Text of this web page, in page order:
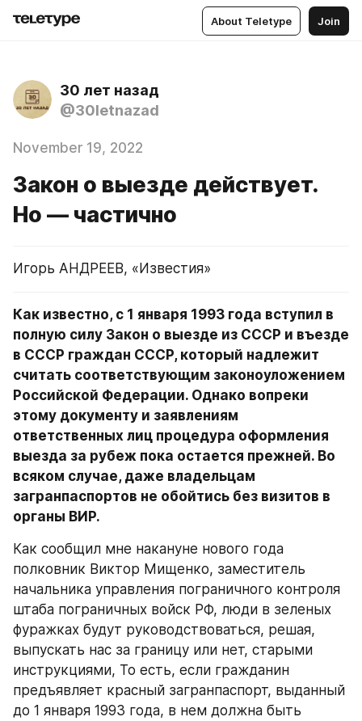
About Teletype Join
30 лет назад
@30letnazad
November 19, 2022
Закон о выезде действует.
Но — частично
Игорь АНДРЕЕВ, «Известия»
Как известно, с 1 января 1993 года вступил в
полную силу Закон о выезде из СССР и въезде
в СССР граждан СССР, который надлежит
считать соответствующим законоуложением
Российской Федерации. Однако вопреки
этому документу и заявлениям
ответственных лиц процедура оформления
выезда за рубеж пока остается прежней. Во
всяком случае, даже владельцам
загранпаспортов не обойтись без визитов в
органы ВИР.
Как сообщил мне накануне нового года
полковник Виктор Мищенко, заместитель
начальника управления пограничного контроля
штаба пограничных войск РФ, люди в зеленых
фуражках будут руководствоваться, решая,
выпускать нас за границу или нет, старыми
инструкциями, То есть, если гражданин
предъявляет красный загранпаспорт, выданный
до 1 января 1993 года, в нем должна быть